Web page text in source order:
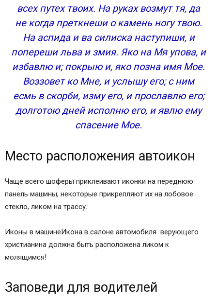
всех путех твоих. На руках возмут тя, да
не когда преткнеши о камень ногу твою.
На аспида и ва силиска наступиши, и
попереши льва и змия. Яко на Мя упова, и
избавлю и; покрыю и, яко позна имя Мое.
Воззовет ко Мне, и услышу его; с ним
есмь в скорби, изму его, и прославлю его;
долготою дней исполню его, и явлю ему
спасение Мое.
Место расположения автоикон
Чаще всего шоферы приклеивают иконки на переднюю
панель машины, некоторые прикрепляют их на лобовое
стекло, ликом на трассу.
Иконы в машинеИкона в салоне автомобиля верующего
христианина должна быть расположена ликом к
молящимся!
Заповеди для водителей